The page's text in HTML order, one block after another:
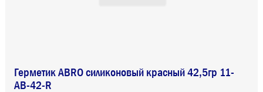
Герметик ABRO силиконовый красный 42,5гр 11-
AB-42-R